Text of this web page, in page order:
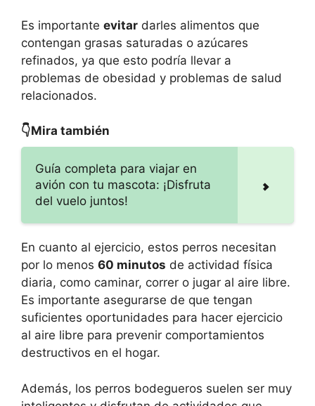
Es importante evitar darles alimentos que
contengan grasas saturadas o azúcares
refinados, ya que esto podría llevar a
problemas de obesidad y problemas de salud
relacionados.
👇Mira también
Guía completa para viajar en
avión con tu mascota: ¡Disfruta
del vuelo juntos!
En cuanto al ejercicio, estos perros necesitan
por lo menos 60 minutos de actividad física
diaria, como caminar, correr o jugar al aire libre.
Es importante asegurarse de que tengan
suficientes oportunidades para hacer ejercicio
al aire libre para prevenir comportamientos
destructivos en el hogar.
Además, los perros bodegueros suelen ser muy